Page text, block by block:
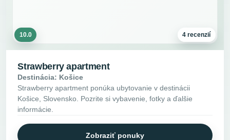
10.0 4 recenzií
Strawberry apartment
Destinácia: Košice
Strawberry apartment ponúka ubytovanie v destinácii
Košice, Slovensko. Pozrite si vybavenie, fotky a ďalšie
informácie.
Zobraziť ponuky